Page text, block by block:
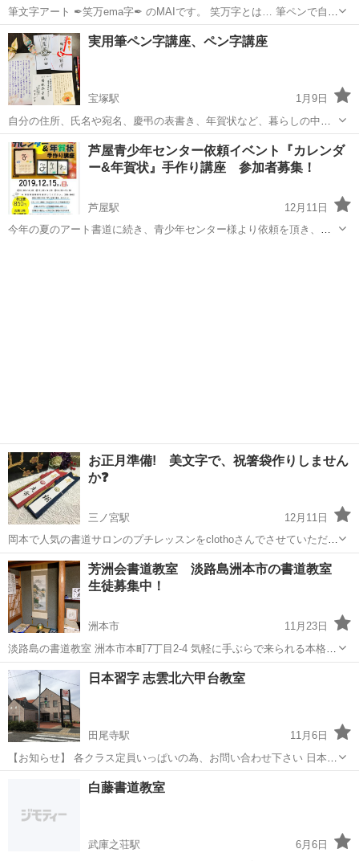
筆文字アート ✒︎笑万ema字✒︎ のMAIです。 笑万字とは… 筆ペンで自由
に 味のある字を描いていきます。 字を書くのが嫌い 絵を描くのは苦
手… そんな方も大丈夫(*´˘`*)♡ 大切なのは楽しむ事 ...
兵庫 西宮市 甲子園口駅 書道 文字
実用筆ペン字講座、ペン字講座
宝塚駅
1月9日
自分の住所、氏名や宛名、慶弔の表書き、年賀状など、暮らしの中で
役立つ実用書道を筆ペン、ペンで。 令和2年1月のテキストです。 楽し
く無理のないように指導。 文部科学省後援硬筆検定などの資格取得コ
ースも有り。 講師/芦田翠苑...
兵庫 宝塚市 宝塚駅 硬筆
芦屋青少年センター依頼イベント『カレンダ
ー&年賀状』手作り講座 参加者募集！
芦屋駅
12月11日
今年の夏のアート書道に続き、青少年センター様より依頼を頂き、冬
お正月準備! 美文字で、祝箸袋作りしません
か❓
三ノ宮駅
12月11日
岡本で人気の書道サロンのプチレッスンをclothoさんでさせていただく
事になりました。 美文字を書くコツなどを学びながら“日常を彩る書作
品”などを作るレッスンです。 書道を習った事のない方も、お気軽に参
加でき、初心者大歓迎...
兵庫 神戸市 三ノ宮駅 書道
芳洲会書道教室 淡路島洲本市の書道教室
生徒募集中！
洲本市
11月23日
淡路島の書道教室 洲本市本町7丁目2-4 気軽に手ぶらで来られる本格書
道教室です。 硯、下敷き、水差し、文鎮など無料貸し出し。 筆、墨
は、保管可能です。 お庭の見えるゆったりした空間で、書道を楽しみ
ませんか？ 子どもから...
兵庫 洲本市 書道
日本習字 志雲北六甲台教室
田尾寺駅
11月6日
【お知らせ】 各クラス定員いっぱいの為、お問い合わせ下さい 日本習
字 講師:田中志雲 2024年5月更新 【お稽古日】 ★水曜日 ＊17:00〜
田尾寺駅
白藤書道教室
武庫之荘駅
6月6日